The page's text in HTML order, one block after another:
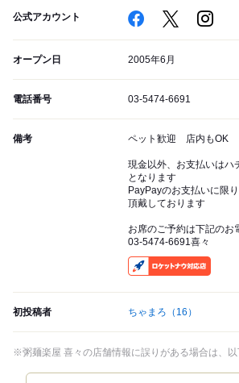
公式アカウント
オープン日 2005年6月
電話番号 03-5474-6691
備考 ペット歓迎 店内もOK
現金以外、お支払いはハ
となります
PayPayのお支払いに限
頂戴しております
お席のご予約は下記のお
03-5474-6691喜々
初投稿者 ちゃまろ （16）
※粥麺楽屋 喜々の店舗情報に誤りがある場合は、以